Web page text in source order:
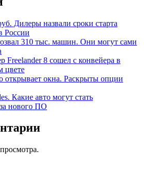
Дилеры назвали сроки старта
России
310 тыс. машин. Они могут сами
Freelander 8 сошел с конвейера в
цвете
открывает окна. Раскрыты опции
Какие авто могут стать
нового ПО